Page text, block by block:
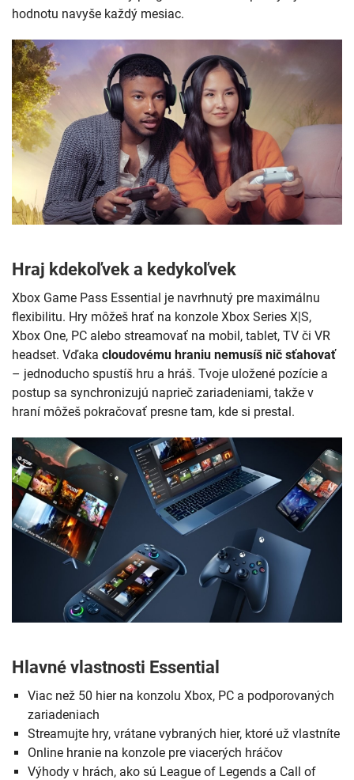
hodnotu navyše každý mesiac.
Hraj kdekoľvek a kedykoľvek
Xbox Game Pass Essential je navrhnutý pre maximálnu
flexibilitu. Hry môžeš hrať na konzole Xbox Series X|S,
Xbox One, PC alebo streamovať na mobil, tablet, TV či VR
headset. Vďaka cloudovému hraniu nemusíš nič sťahovať
– jednoducho spustíš hru a hráš. Tvoje uložené pozície a
postup sa synchronizujú naprieč zariadeniami, takže v
hraní môžeš pokračovať presne tam, kde si prestal.
Hlavné vlastnosti Essential
Viac než 50 hier na konzolu Xbox, PC a podporovaných
zariadeniach
Streamujte hry, vrátane vybraných hier, ktoré už vlastníte
Online hranie na konzole pre viacerých hráčov
Výhody v hrách, ako sú League of Legends a Call of